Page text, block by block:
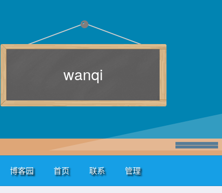
wanqi
博客园 首页 联系 管理